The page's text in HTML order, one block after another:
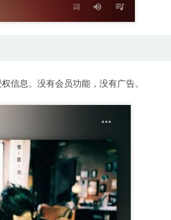
信息。没有会员功能，没有广告。